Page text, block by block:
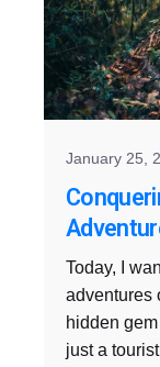
January 25,
Today, I
adventures
hidden
just a